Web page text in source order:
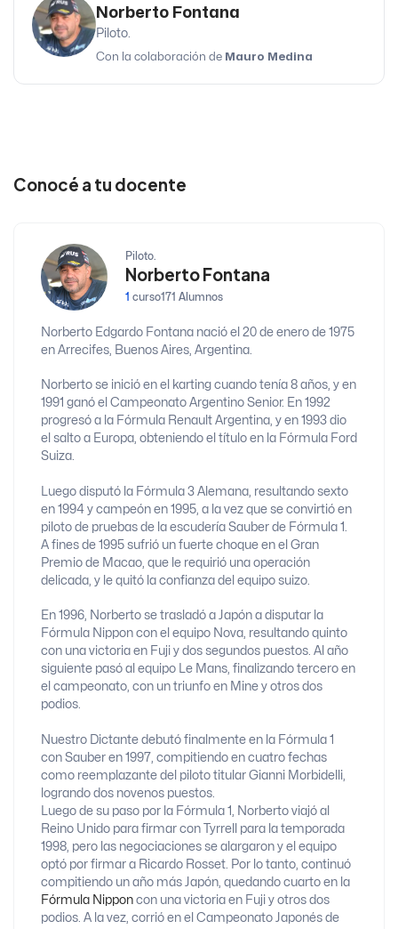
Norberto Fontana
Piloto.
Con la colaboración de Mauro Medina
Conocé a tu docente
Piloto.
Norberto Fontana
1 curso171 Alumnos
Norberto Edgardo Fontana nació el 20 de enero de 1975
en Arrecifes, Buenos Aires, Argentina.
Norberto se inició en el karting cuando tenía 8 años, y en
1991 ganó el Campeonato Argentino Senior. En 1992
progresó a la Fórmula Renault Argentina, y en 1993 dio
el salto a Europa, obteniendo el título en la Fórmula Ford
Suiza.
Luego disputó la Fórmula 3 Alemana, resultando sexto
en 1994 y campeón en 1995, a la vez que se convirtió en
piloto de pruebas de la escudería Sauber de Fórmula 1.
A fines de 1995 sufrió un fuerte choque en el Gran
Premio de Macao, que le requirió una operación
delicada, y le quitó la confianza del equipo suizo.
En 1996, Norberto se trasladó a Japón a disputar la
Fórmula Nippon con el equipo Nova, resultando quinto
con una victoria en Fuji y dos segundos puestos. Al año
siguiente pasó al equipo Le Mans, finalizando tercero en
el campeonato, con un triunfo en Mine y otros dos
podios.
Nuestro Dictante debutó finalmente en la Fórmula 1
con Sauber en 1997, compitiendo en cuatro fechas
como reemplazante del piloto titular Gianni Morbidelli,
logrando dos novenos puestos.​
Luego de su paso por la Fórmula 1, Norberto viajó al
Reino Unido para firmar con Tyrrell para la temporada
1998, pero las negociaciones se alargaron y el equipo
optó por firmar a Ricardo Rosset.​ Por lo tanto, continuó
compitiendo un año más Japón, quedando cuarto en la
Fórmula Nippon con una victoria en Fuji y otros dos
podios. A la vez, corrió en el Campeonato Japonés de